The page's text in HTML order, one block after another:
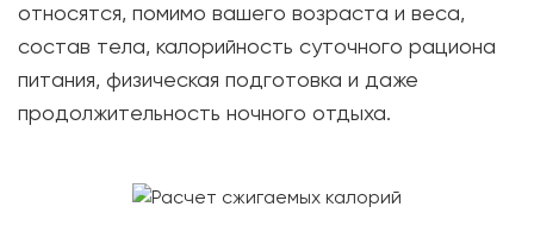
относятся, помимо вашего возраста и веса,
состав тела, калорийность суточного рациона
питания, физическая подготовка и даже
продолжительность ночного отдыха.